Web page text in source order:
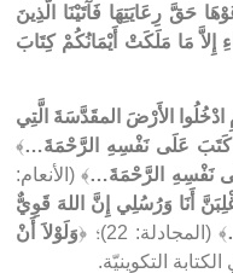
حَقَّ رِعَايَتِهَا فَآتَيْنَا الَّذِينَ
إِلاَّ مَا مَلَكَتْ أَيْمَانُكُمْ كِتَابَ
ادْخُلُوا الأَرْضَ المقَدَّسَةَ الَّتِي
كَتَبَ عَلَى نَفْسِهِ الرَّحْمَةَ…﴾
نَفْسِهِ الرَّحْمَةَ…﴾ (الأنعام:
أَنَا وَرُسُلِي إِنَّ اللهَ قَوِيٌّ
﴾ (المجادلة: 22)؛ ﴿
وَلَوْلاَ أَنْ